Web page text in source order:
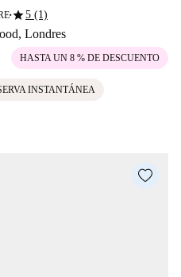
■star5 (1)
Londres
HASTA UN 8 % DE DESCUENTO
INSTANTÁNEA